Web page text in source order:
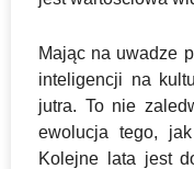
Mając na uwadze
inteligencji na
jutra. To nie
ewolucja tego,
Kolejne lata jest